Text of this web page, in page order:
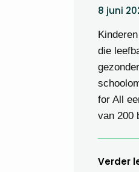
8 juni
die
for All
van 200
Verder